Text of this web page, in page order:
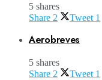
5 shares
Share 2 Tweet 1
Aerobreves
5 shares
Share 2 Tweet 1